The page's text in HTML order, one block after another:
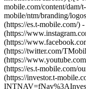
mobile.com/content/dam/t-
mobile/ntm/branding/
(https://es.t-mobile.com/)
(https://
(https://
(https://twitter.com/
(https://
(https://es.t-mobile.com/
(https://investor.t-